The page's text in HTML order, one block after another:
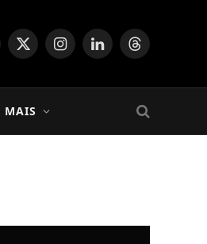
X
InstagramLinkedInThreads
MAIS